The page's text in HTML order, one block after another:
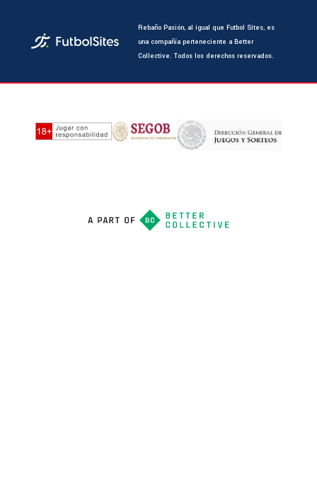
Rebaño Pasión, al igual que Futbol Sites, es
una compañía perteneciente a Better
Collective. Todos los derechos reservados.